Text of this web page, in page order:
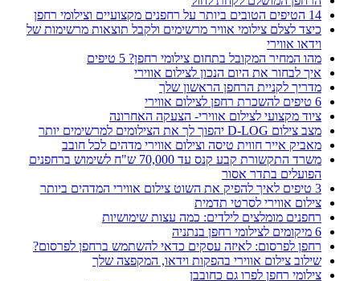
14 הטיפים הטובים ביותר על רחפנים מקצועיים וצילומי רחפן
כיצד לצלם צילומי אוויר מרשימים ולקבל תוצאות מרשימות של
וידאו אווירי
מהו המחיר המקובל בתחום צילומי רחפן? 5 טיפים
איך לבחור את היום הנכון לצילום אווירי
מדריך לקניית הרחפן הראשון שלך
6 טיפים להשכרת רחפן לצילום אווירי
ציוד מקצועי לצילום אווירי- הצעקה האחרונה
מצב צילום D-LOG יהפוך לך את הצילומים למרשימים יותר
מאביק אייר חווית טיסה וצילום אווירי מדהים לכל חובב
משרד התקשורת קבע קנס עד 70,000 ש"ח לשימוש ברחפנים
הפועלים בתדר אסור
3 טיפים לאיך להפיק את השוט צילום אווירי המדהים ביותר
צילום אווירי לסרטי תדמית
רחפנים מומלצים לילדים: כמה עצות שימושיות
6 מיקומים לצילומי רחפן בנתניה
רחפן לפרסום: לאיזה עסקים כדאי להשתמש ברחפן לפרסום?
שילוב צילום אווירי בהפקות וידאו, המקפצה שלך
צילומי רחפן לפרו גם כחובבן